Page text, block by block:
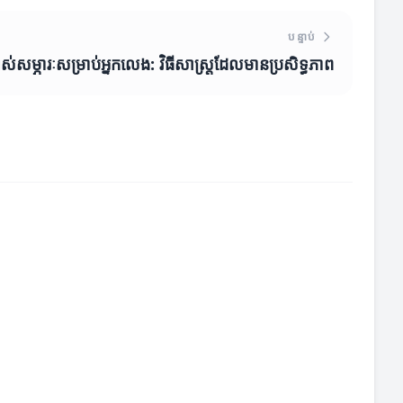
បន្ទាប់
ាស់សម្ភារៈសម្រាប់អ្នកលេង: វិធីសាស្ត្រដែលមានប្រសិទ្ធភាព